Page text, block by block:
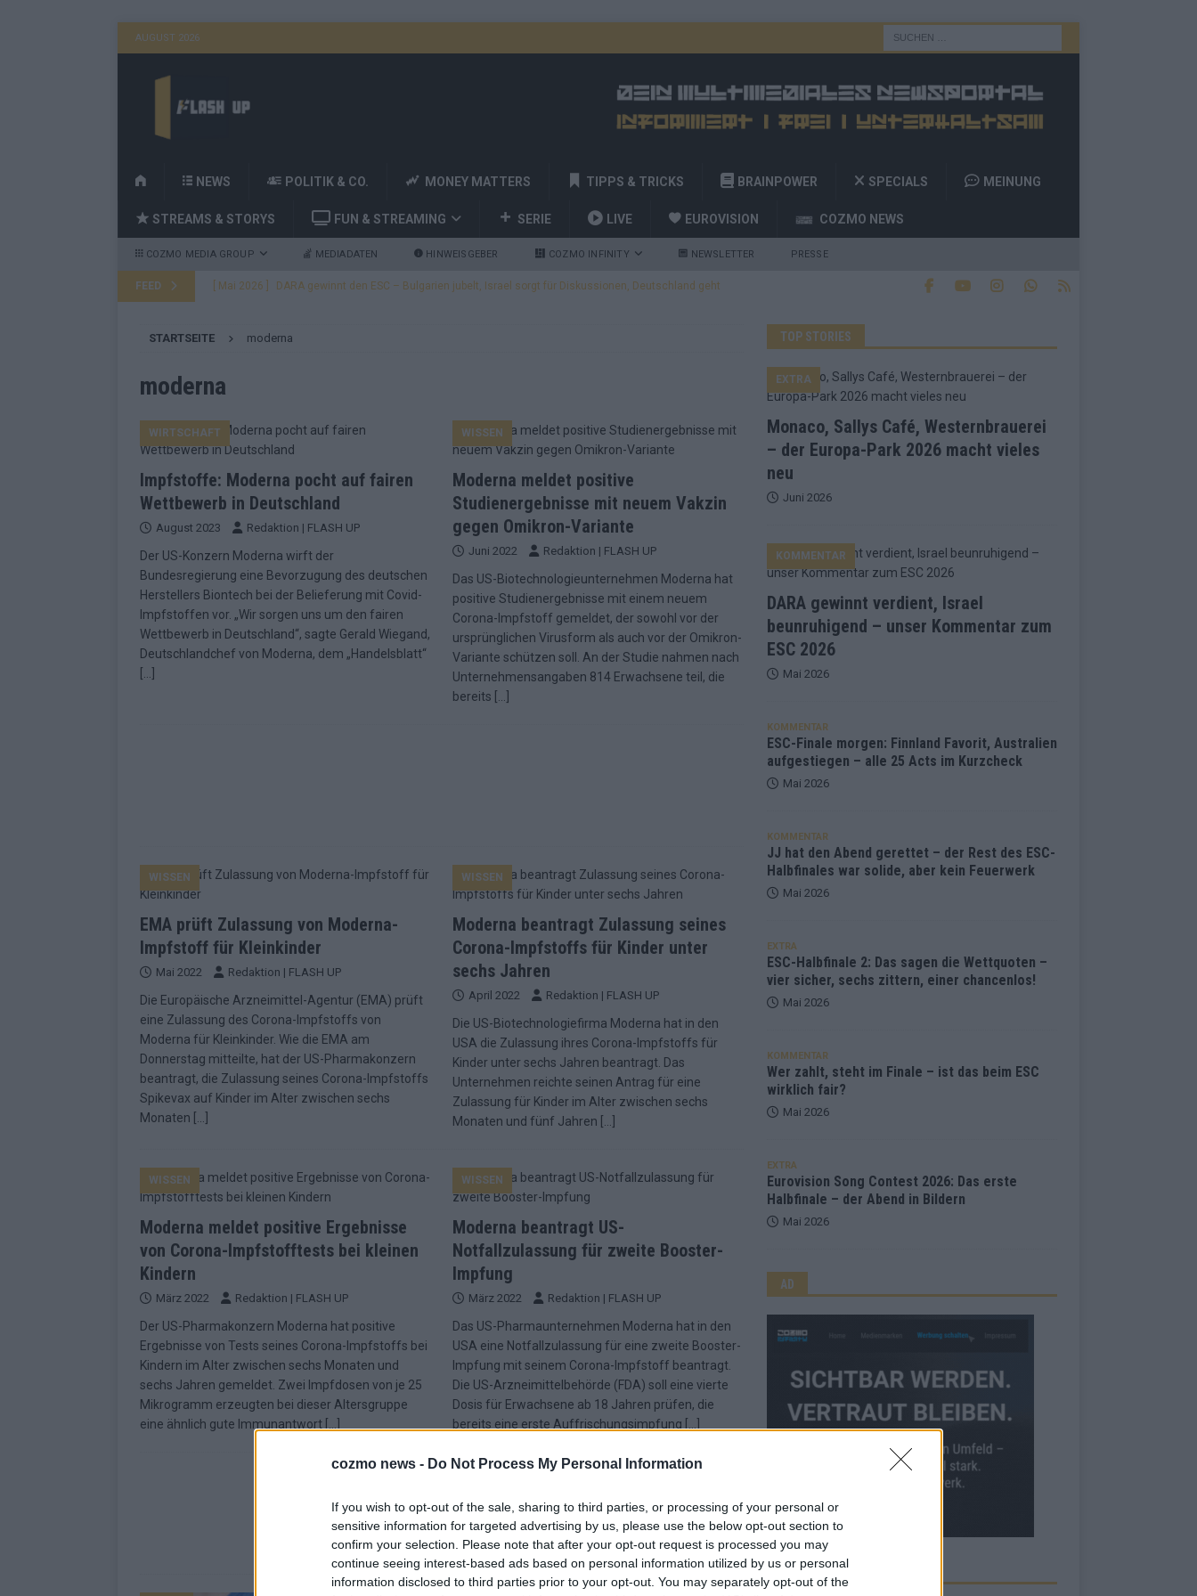
cozmo news - Do Not Process My Personal Information
If you wish to opt-out of the sale, sharing to third parties, or processing of your personal or
sensitive information for targeted advertising by us, please use the below opt-out section to
confirm your selection. Please note that after your opt-out request is processed you may
continue seeing interest-based ads based on personal information utilized by us or personal
information disclosed to third parties prior to your opt-out. You may separately opt-out of the
AUGUST 2026
H
M
E
NEWS POLITIK & CO. MONEY MATTERS TIPPS & TRICKS BRAINPOWER SPECIALS MEINUNG
STREAMS & STORYS FUN & STREAMING SERIE LIVE EUROVISION COZMO NEWS
COZMO MEDIA GROUP MEDIADATEN HINWEISGEBER COZMO INFINITY NEWSLETTER PRESSE
FEED [ Mai 2026 ] DARA gewinnt den ESC – Bulgarien jubelt, Israel sorgt für Diskussionen, Deutschland geht
[ Mai 2026 ] ESC-Finale morgen: Finnland Favorit, Australien aufgestiegen – alle 25 Acts im Kurzcheck
[ Mai 2026 ] „Douze Points“ – wie eine Zahl zur Ikone wurde: 70 Jahre ESC-Wertungsgeschichte!
EUROVISION
[ Mai 2026 ] Das ESC-Finale ist komplett – 26 Länder wollen den Sieg in Wien EUROVISION
[ Mai 2026 ] JJ hat den Abend gerettet – der Rest des ESC-Halbfinales war solide, aber kein Feuerwerk
KOMMENTAR
[ Mai 2026 ] ESC-Halbfinale 2: Das sagen die Wettquoten – vier sicher, sechs zittern, einer chancenlos!
STARTSEITE moderna
moderna
WIRTSCHAFT
Impfstoffe: Moderna pocht auf fairen
Wettbewerb in Deutschland
August 2023 Redaktion | FLASH UP
Der US-Konzern Moderna wirft der
Bundesregierung eine Bevorzugung des deutschen
Herstellers Biontech bei der Belieferung mit Covid-
Impfstoffen vor. „Wir sorgen uns um den fairen
Wettbewerb in Deutschland“, sagte Gerald Wiegand,
Deutschlandchef von Moderna, dem „Handelsblatt“
WISSEN
Moderna meldet positive
Studienergebnisse mit neuem Vakzin
gegen Omikron-Variante
Juni 2022 Redaktion | FLASH UP
Das US-Biotechnologieunternehmen Moderna hat
positive Studienergebnisse mit einem neuem
Corona-Impfstoff gemeldet, der sowohl vor der
ursprünglichen Virusform als auch vor der Omikron-
Variante schützen soll. An der Studie nahmen nach
Unternehmensangaben 814 Erwachsene teil, die
bereits
WISSEN
EMA prüft Zulassung von Moderna-
Impfstoff für Kleinkinder
Mai 2022 Redaktion | FLASH UP
Die Europäische Arzneimittel-Agentur (EMA) prüft
eine Zulassung des Corona-Impfstoffs von
Moderna für Kleinkinder. Wie die EMA am
Donnerstag mitteilte, hat der US-Pharmakonzern
beantragt, die Zulassung seines Corona-Impfstoffs
Spikevax auf Kinder im Alter zwischen sechs
Monaten
WISSEN
Moderna beantragt Zulassung seines
Corona-Impfstoffs für Kinder unter
sechs Jahren
April 2022 Redaktion | FLASH UP
Die US-Biotechnologiefirma Moderna hat in den
USA die Zulassung ihres Corona-Impfstoffs für
Kinder unter sechs Jahren beantragt. Das
Unternehmen reichte seinen Antrag für eine
Zulassung für Kinder im Alter zwischen sechs
Monaten und fünf Jahren
WISSEN
Moderna meldet positive Ergebnisse
von Corona-Impfstofftests bei kleinen
Kindern
März 2022 Redaktion | FLASH UP
Der US-Pharmakonzern Moderna hat positive
Ergebnisse von Tests seines Corona-Impfstoffs bei
Kindern im Alter zwischen sechs Monaten und
sechs Jahren gemeldet. Zwei Impfdosen von je 25
Mikrogramm erzeugten bei dieser Altersgruppe
eine ähnlich gute Immunantwort
WISSEN
Moderna beantragt US-
Notfallzulassung für zweite Booster-
Impfung
März 2022 Redaktion | FLASH UP
Das US-Pharmaunternehmen Moderna hat in den
USA eine Notfallzulassung für eine zweite Booster-
Impfung mit seinem Corona-Impfstoff beantragt.
Die US-Arzneimittelbehörde (FDA) soll eine vierte
Dosis für Erwachsene ab 18 Jahren prüfen, die
bereits eine erste Auffrischungsimpfung
TOP STORIES
Monaco, Sallys Café, Westernbrauerei
– der Europa-Park 2026 macht vieles
neu
EXTRA
Juni 2026
DARA gewinnt verdient, Israel
beunruhigend – unser Kommentar zum
ESC 2026
KOMMENTAR
Mai 2026
KOMMENTAR
ESC-Finale morgen: Finnland Favorit, Australien
aufgestiegen – alle 25 Acts im Kurzcheck
Mai 2026
KOMMENTAR
JJ hat den Abend gerettet – der Rest des ESC-
Halbfinales war solide, aber kein Feuerwerk
Mai 2026
EXTRA
ESC-Halbfinale 2: Das sagen die Wettquoten –
vier sicher, sechs zittern, einer chancenlos!
Mai 2026
KOMMENTAR
Wer zahlt, steht im Finale – ist das beim ESC
wirklich fair?
Mai 2026
EXTRA
Eurovision Song Contest 2026: Das erste
Halbfinale – der Abend in Bildern
Mai 2026
AD
WERBE BEI UNS!